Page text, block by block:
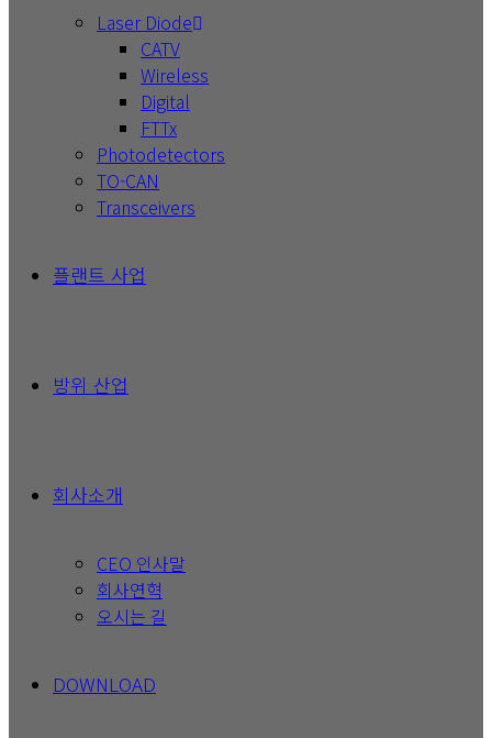
Laser Diode
CATV
Wireless
Digital
FTTx
Photodetectors
TO-CAN
Transceivers
플랜트 사업
방위 산업
회사소개
CEO 인사말
회사연혁
오시는 길
DOWNLOAD